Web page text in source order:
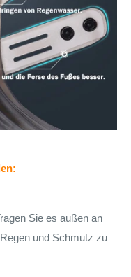
Sie es außen an
und Schmutz zu